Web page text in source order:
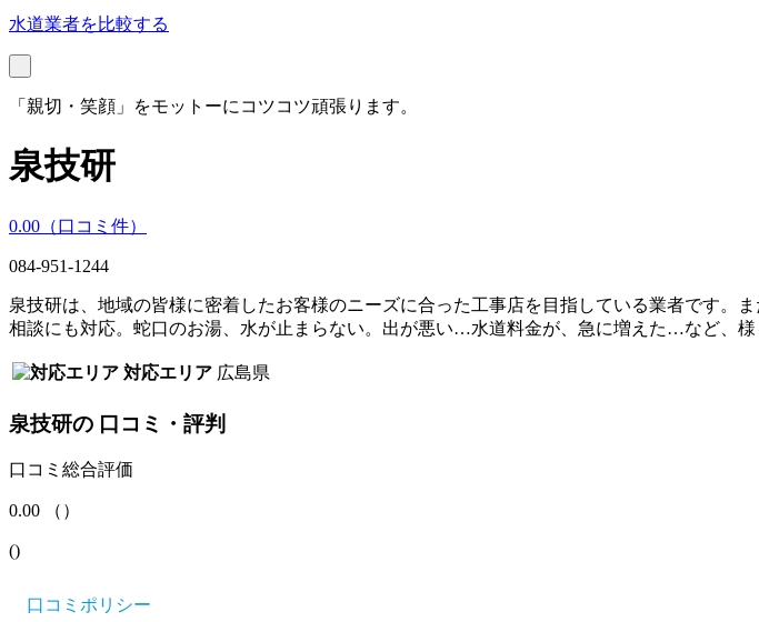
水道業者を比較する
「親切・笑顔」をモットーにコツコツ頑張ります。
泉技研
0.00 （口コミ 件）
084-951-1244
泉技研は、地域の皆様に密着したお客様のニーズに合った工事店を目指している業者です
相談にも対応。蛇口のお湯、水が止まらない。出が悪い…水道料金が、急に増えた…など、様
対応エリア 広島県
泉技研の 口コミ・評判
口コミ総合評価
0.00 （ ）
()
口コミポリシー